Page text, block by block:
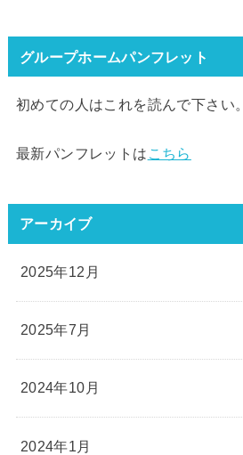
グループホームパンフレット
初めての人はこれを読んで下さい。
最新パンフレットは こちら
アーカイブ
2025年12月
2025年7月
2024年10月
2024年1月